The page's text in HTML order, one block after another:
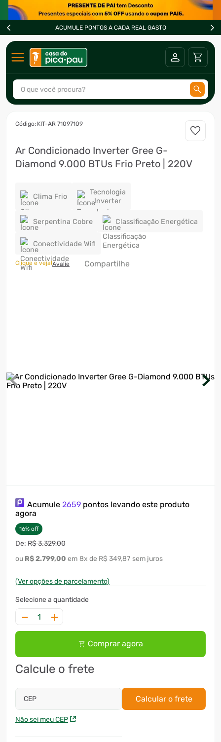
ACUMULE PONTOS A CADA REAL GASTO
O que você procura?
: KIT-AR 71097109
Ar Condicionado Inverter Gree G-
Diamond 9.000 BTUs Frio Preto | 220V
Clima Frio
Tecnologia
Inverter
Serpentina Cobre Classificação Energética
Conectividade Wifi
Clique e veja!Avalie Compartilhe
Acumule 2659 pontos levando este produto
agora
16% off
R$3.329,00
R$2.799,00 8x R$ 349,87 sem juros
(Ver opções de parcelamento)
＋
－
Comprar agora
Calcule o frete
CEP
Não sei meu CEP
Calcular o frete
2
fogão
3º
freezer
5º
soprador
6º
cervejeira
7º
8º
motosserra
9º